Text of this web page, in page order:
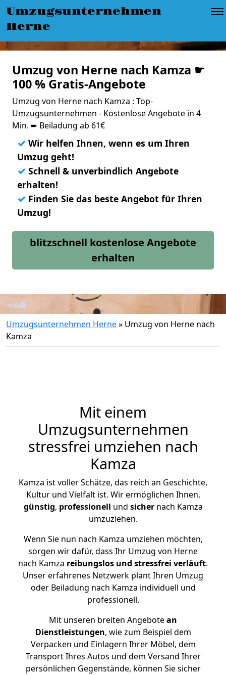
Umzugsunternehmen
Herne
Umzug von Herne nach Kamza ☛
100 % Gratis-Angebote
Umzug von Herne nach Kamza : Top-
Umzugsunternehmen - Kostenlose Angebote in 4
Min. ➨ Beiladung ab 61€
✓ Wir helfen Ihnen, wenn es um Ihren
Umzug geht!
✓ Schnell & unverbindlich Angebote
erhalten!
✓ Finden Sie das beste Angebot für Ihren
Umzug!
blitzschnell kostenlose Angebote
erhalten
Umzugsunternehmen Herne» Umzug von Herne nach
Kamza
Mit einem
Umzugsunternehmen
stressfrei umziehen nach
Kamza
Kamza ist voller Schätze, das reich an Geschichte,
Kultur und Vielfalt ist. Wir ermöglichen Ihnen,
günstig, professionell und sichernach Kamza
umzuziehen.
Wenn Sie nun nach Kamza umziehen möchten,
sorgen wir dafür, dass Ihr Umzug von Herne
nach Kamza reibungslos und stressfrei verläuft.
Unser erfahrenes Netzwerk plant Ihren Umzug
oder Beiladung nach Kamza individuell und
professionell.
Mit unseren breiten Angebotean
Dienstleistungen, wie zum Beispiel dem
Verpacken und Einlagern Ihrer Möbel, dem
Transport Ihres Autos und dem Versand Ihrer
persönlichen Gegenstände, können Sie sicher